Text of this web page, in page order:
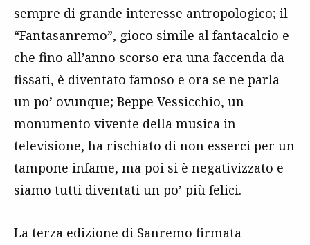
sempre di grande interesse antropologico; il
“Fantasanremo”, gioco simile al fantacalcio e
che fino all’anno scorso era una faccenda da
fissati, è diventato famoso e ora se ne parla
un po’ ovunque; Beppe Vessicchio, un
monumento vivente della musica in
televisione, ha rischiato di non esserci per un
tampone infame, ma poi si è negativizzato e
siamo tutti diventati un po’ più felici.
La terza edizione di Sanremo firmata